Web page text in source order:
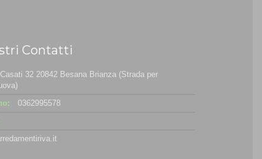
Contatti
32 20842 Besana Brianza (Strada per
0362995578